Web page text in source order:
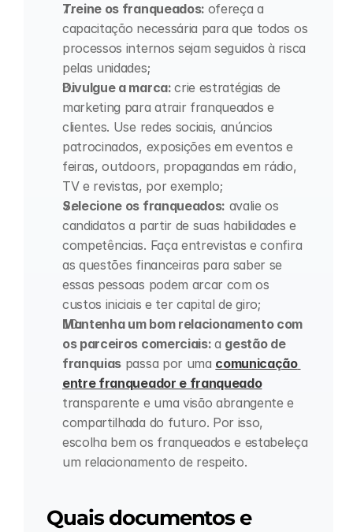
Treine os franqueados: ofereça a
capacitação necessária para que todos os
processos internos sejam seguidos à risca
pelas unidades;
Divulgue a marca: crie estratégias de
marketing para atrair franqueados e
clientes. Use redes sociais, anúncios
patrocinados, exposições em eventos e
feiras, outdoors, propagandas em rádio,
TV e revistas, por exemplo;
Selecione os franqueados: avalie os
candidatos a partir de suas habilidades e
competências. Faça entrevistas e confira
as questões financeiras para saber se
essas pessoas podem arcar com os
custos iniciais e ter capital de giro;
Mantenha um bom relacionamento com
os parceiros comerciais: a gestão de
franquias passa por uma comunicação
entre franqueador e franqueado
transparente e uma visão abrangente e
compartilhada do futuro. Por isso,
escolha bem os franqueados e estabeleça
um relacionamento de respeito.
Quais documentos e